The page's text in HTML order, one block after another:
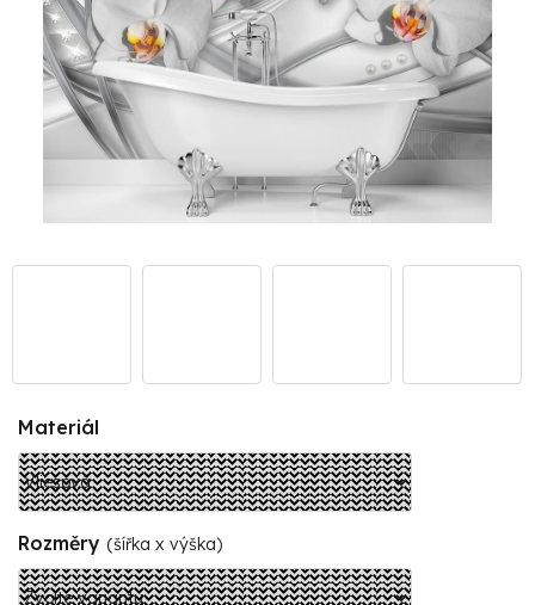
Materiál
Rozměry (šířka x výška)